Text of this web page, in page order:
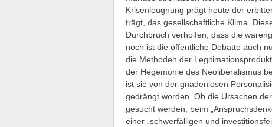
Krisenleugnung prägt heute der
trägt, das gesellschaftliche Klima.
Durchbruch verholfen, dass die
noch ist die öffentliche Debatte auch
die Methoden der
der Hegemonie des Neoliberalismus
ist sie von der gnadenlosen
gedrängt worden. Ob die Ursachen
gesucht werden, beim
einer „schwerfälligen und